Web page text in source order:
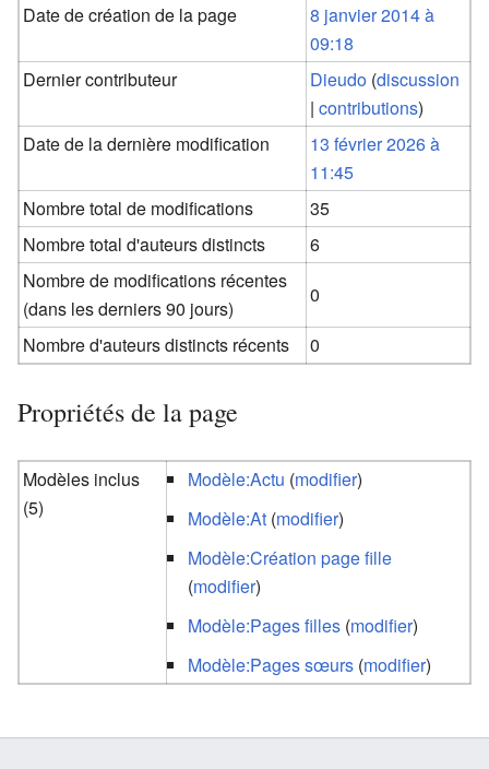
Date de création de la page
8 janvier 2014 à
09:18
Dernier contributeur
Dieudo (discussion
|contributions)
Date de la dernière modification
13 février 2026 à
11:45
Nombre total de modifications
35
Nombre total d'auteurs distincts
6
Nombre de modifications récentes
(dans les derniers 90 jours)
0
Nombre d'auteurs distincts récents
0
Propriétés de la page
Modèles inclus
(5)
Modèle:Actu (modifier)
Modèle:At (modifier)
Modèle:Création page fille
(modifier)
Modèle:Pages filles (modifier)
Modèle:Pages sœurs (modifier)